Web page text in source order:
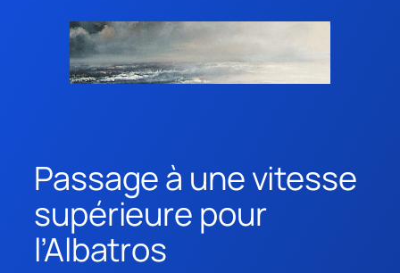
Passage à une vitesse
supérieure pour
l’Albatros